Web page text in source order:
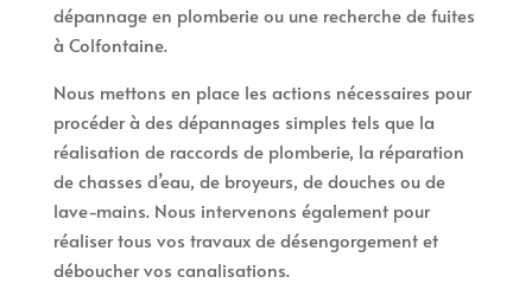
dépannage en plomberie ou une recherche de fuites
à Colfontaine.
Nous mettons en place les actions nécessaires pour
procéder à des dépannages simples tels que la
réalisation de raccords de plomberie, la réparation
de chasses d’eau, de broyeurs, de douches ou de
lave-mains. Nous intervenons également pour
réaliser tous vos travaux de désengorgement et
déboucher vos canalisations.